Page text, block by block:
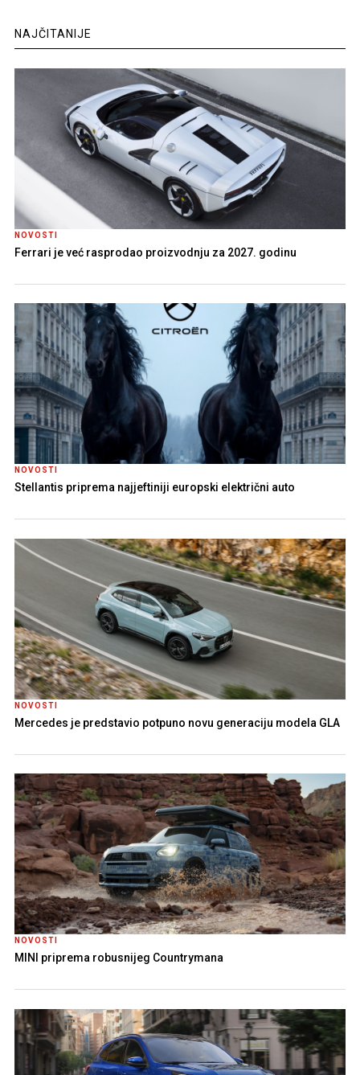
NAJČITANIJE
NOVOSTI
Ferrari je već rasprodao proizvodnju za 2027. godinu
NOVOSTI
Stellantis priprema najjeftiniji europski električni auto
NOVOSTI
Mercedes je predstavio potpuno novu generaciju modela GLA
NOVOSTI
MINI priprema robusnijeg Countrymana